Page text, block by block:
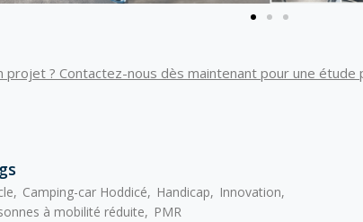
projet ? Contactez-nous dès maintenant pour une étude
Camping-car Hoddicé Handicap
Innovation
à mobilité réduite
PMR